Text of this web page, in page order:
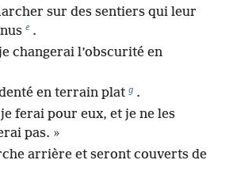
sur des sentiers qui leur
e .
changerai l’obscurité en
en terrain plat g .
ferai pour eux, et je ne les
pas. »
arrière et seront couverts de